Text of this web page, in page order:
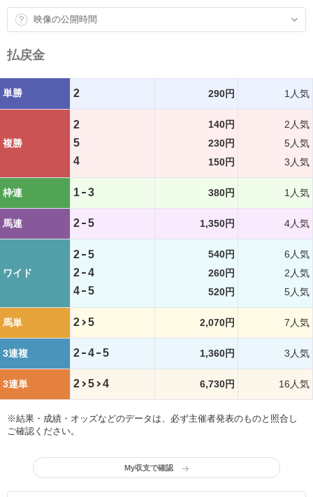
映像の公開時間
払戻金
単勝 2 290円 1人気
複勝
2
5
4
140円
230円
150円
2人気
5人気
3人気
枠連 1 3 380円 1人気
馬連 2 5 1,350円 4人気
ワイド
2
5
2
4
4
5
540円
260円
520円
6人気
2人気
5人気
馬単 2 5 2,070円 7人気
3連複 2 4 5 1,360円 3人気
3連単 2 5 4 6,730円 16人気
※結果・成績・オッズなどのデータは、必ず主催者発表のものと照合し
ご確認ください。
My収支で確認